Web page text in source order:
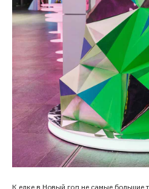
К елке в Новый год не самые большие